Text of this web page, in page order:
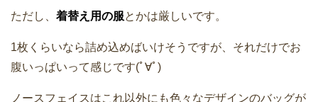
ただし、 着替え用の服とかは厳しいです。
1枚くらいなら詰め込めばいけそうですが、それだけでお
腹いっぱいって感じです(ﾟ∀ﾟ)
ノースフェイスはこれ以外にも色々なデザインのバッグが